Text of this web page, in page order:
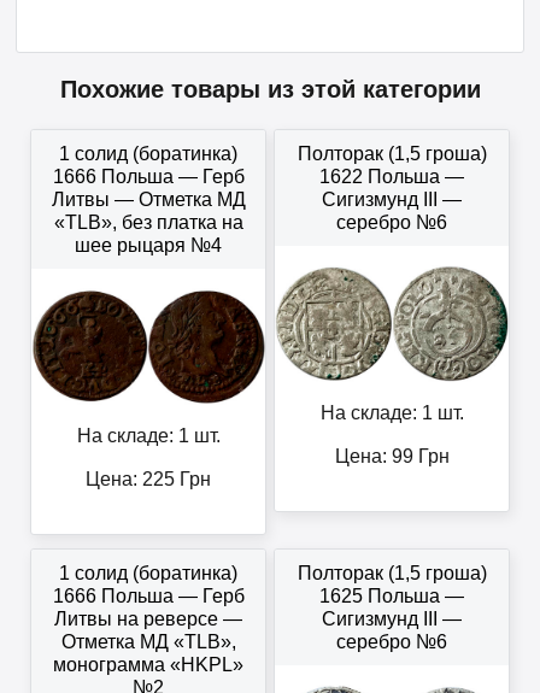
Похожие товары из этой категории
1 солид (боратинка)
1666 Польша — Герб
Литвы — Отметка МД
«TLB», без платка на
шее рыцаря №4
На складе: 1 шт.
Цена: 225 Грн
Полторак (1,5 гроша)
1622 Польша —
Сигизмунд III —
серебро №6
На складе: 1 шт.
Цена: 99Грн
1 солид (боратинка)
1666 Польша — Герб
Литвы на реверсе —
Отметка МД «TLB»,
монограмма «HKPL»
№2
Полторак (1,5 гроша)
1625 Польша —
Сигизмунд III —
серебро №6